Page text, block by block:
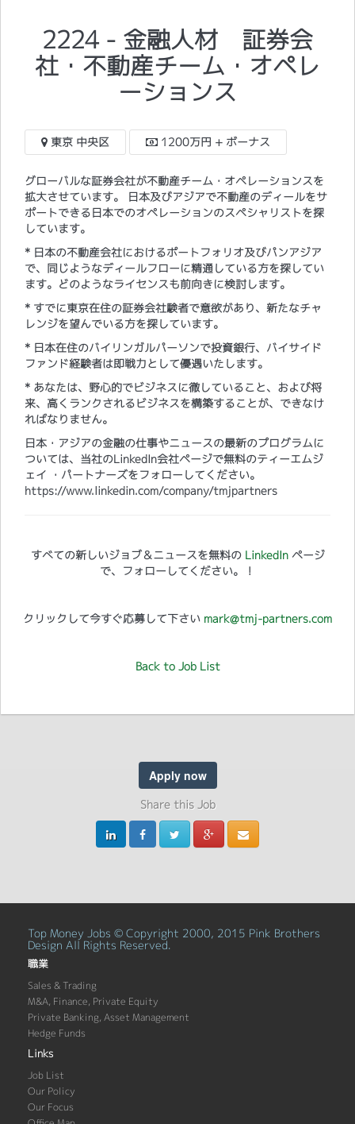
2224 - 金融人材 証券会
社・不動産チーム・オペレ
ーションス
東京 中央区 1200万円 + ボーナス
グローバルな証券会社が不動産チーム・オペレーションスを
拡大させています。 日本及びアジアで不動産のディールをサ
ポートできる日本でのオペレーションのスペシャリストを探
しています。
* 日本の不動産会社におけるポートフォリオ及びパンアジア
で、同じようなディールフローに精通している方を探してい
ます。どのようなライセンスも前向きに検討します。
* すでに東京在住の証券会社験者で意欲があり、新たなチャ
レンジを望んでいる方を探しています。
* 日本在住のバイリンガルパーソンで投資銀行、バイサイド
ファンド経験者は即戦力として優遇いたします。
* あなたは、野心的でビジネスに徹していること、および将
来、高くランクされるビジネスを構築することが、できなけ
ればなりません。
日本・アジアの金融の仕事やニュースの最新のプログラムに
ついては、当社のLinkedIn会社ページで無料のティーエムジ
ェイ ・パートナーズをフォローしてください。
https://www.linkedin.com/company/tmjpartners
すべての新しいジョブ＆ニュースを無料の LinkedInページ
で、フォローしてください。！
クリックして今すぐ応募して下さい mark@tmj-partners.com
Back to Job List
Apply now
Share this Job
Top Money Jobs © Copyright 2000, 2015 Pink Brothers
Design All Rights Reserved.
職業
Sales & Trading
M&A, Finance, Private Equity
Private Banking, Asset Management
Hedge Funds
Links
Job List
Our Policy
Our Focus